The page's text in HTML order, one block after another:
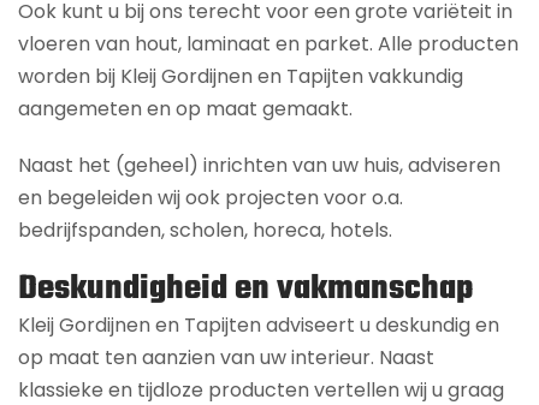
Ook kunt u bij ons terecht voor een grote variëteit in
vloeren van hout, laminaat en parket. Alle producten
worden bij Kleij Gordijnen en Tapijten vakkundig
aangemeten en op maat gemaakt.
Naast het (geheel) inrichten van uw huis, adviseren
en begeleiden wij ook projecten voor o.a.
bedrijfspanden, scholen, horeca, hotels.
Deskundigheid en vakmanschap
Kleij Gordijnen en Tapijten adviseert u deskundig en
op maat ten aanzien van uw interieur. Naast
klassieke en tijdloze producten vertellen wij u graag